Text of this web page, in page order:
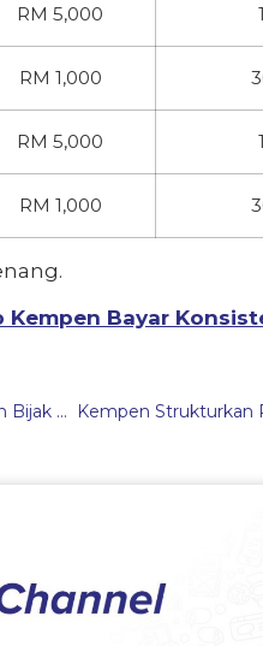
RM 5,000 1
RM 1,000
RM 5,000 1
RM 1,000
Kempen Bayar
Penstrukturan Semula Pinjaman PTPTN: Langkah Bijak Menguruskan Hutang Pendidikan Anda